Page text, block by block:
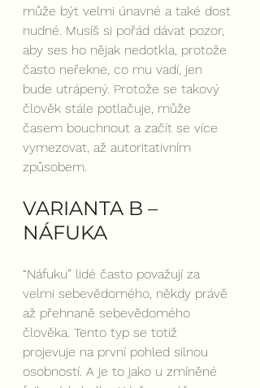
může být velmi únavné a také dost
nudné. Musíš si pořád dávat pozor,
aby ses ho nějak nedotkla, protože
často neřekne, co mu vadí, jen
bude utrápený. Protože se takový
člověk stále potlačuje, může
časem bouchnout a začít se více
vymezovat, až autoritativním
způsobem.
VARIANTA B –
NÁFUKA
“Náfuku” lidé často považují za
velmi sebevědomého, někdy právě
až přehnaně sebevědomého
člověka. Tento typ se totiž
projevuje na první pohled silnou
osobností. A je to jako u zmíněné